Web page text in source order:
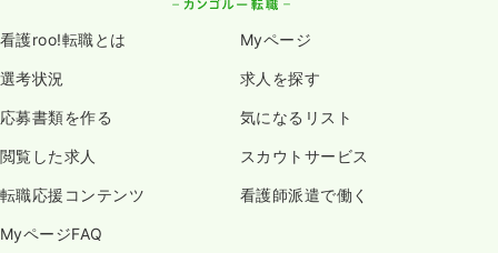
看護roo!転職とは Myページ
選考状況 求人を探す
応募書類を作る 気になるリスト
閲覧した求人 スカウトサービス
転職応援コンテンツ 看護師派遣で働く
MyページFAQ